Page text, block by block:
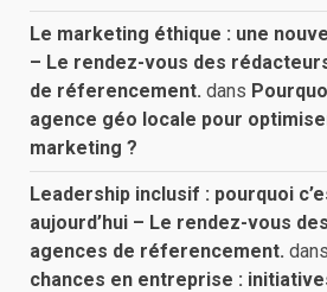
Le marketing éthique : une
– Le rendez-vous des
de réferencement. dans
agence géo locale pour
marketing ?
Leadership inclusif : pourquoi
aujourd’hui – Le rendez-vous
agences de réferencement. dans
chances en entreprise :